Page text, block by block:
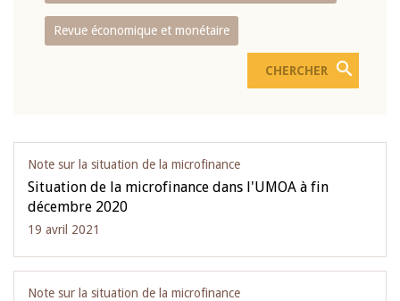
Revue économique et monétaire
Note sur la situation de la microfinance
Situation de la microfinance dans l'UMOA à fin
décembre 2020
19 avril 2021
Note sur la situation de la microfinance